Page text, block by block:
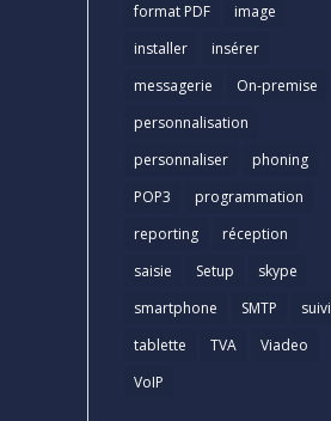
format PDF
image
installer
insérer
messagerie
On-premise
personnalisation
personnaliser
phoning
POP3
programmation
reporting
réception
saisie
Setup
skype
smartphone
SMTP
suivi
tablette
TVA
Viadeo
VoIP